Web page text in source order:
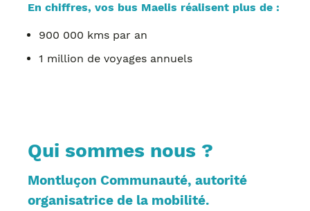
En chiffres, vos bus Maelis réalisent plus de :
900 000 kms par an
1 million de voyages annuels
Qui sommes nous ?
Montluçon Communauté, autorité
organisatrice de la mobilité.